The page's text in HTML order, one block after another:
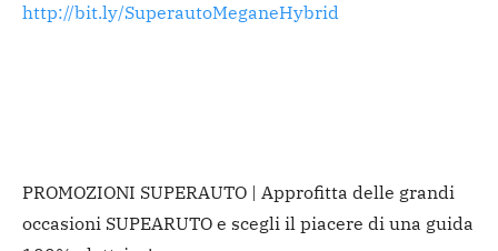
http://bit.ly/SuperautoMeganeHybrid
PROMOZIONI SUPERAUTO | Approfitta delle grandi
occasioni SUPEARUTO e scegli il piacere di una guida